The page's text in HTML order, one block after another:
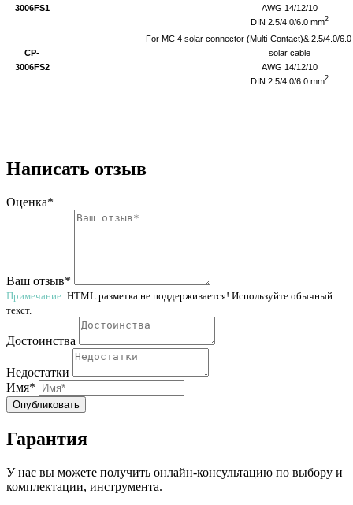
3006FS1
AWG 14/12/10
DIN 2.5/4.0/6.0 mm2
CP-
3006FS2
For MC 4 solar connector (Multi-Contact)& 2.5/4.0/6.0
solar cable
AWG 14/12/10
DIN 2.5/4.0/6.0 mm2
Написать отзыв
Оценка*
Ваш отзыв*
Примечание: HTML разметка не поддерживается! Используйте обычный
текст.
Достоинства
Недостатки
Имя*
Опубликовать
Гарантия
У нас вы можете получить онлайн-консультацию по выбору и
комплектации, инструмента.